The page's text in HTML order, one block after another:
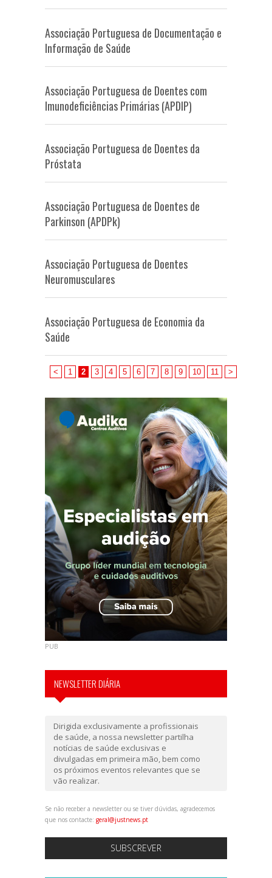
Associação Portuguesa de Documentação e
Informação de Saúde
Associação Portuguesa de Doentes com
Imunodeficiências Primárias (APDIP)
Associação Portuguesa de Doentes da
Próstata
Associação Portuguesa de Doentes de
Parkinson (APDPk)
Associação Portuguesa de Doentes
Neuromusculares
Associação Portuguesa de Economia da
Saúde
< 1 2 3 4 5 6 7 8 9 10 11 >
PUB
NEWSLETTER DIÁRIA
Dirigida exclusivamente a profissionais
de saúde, a nossa newsletter partilha
notícias de saúde exclusivas e
divulgadas em primeira mão, bem como
os próximos eventos relevantes que se
vão realizar.
Se não receber a newsletter ou se tiver dúvidas, agradecemos
que nos contacte: geral@justnews.pt
SUBSCREVER